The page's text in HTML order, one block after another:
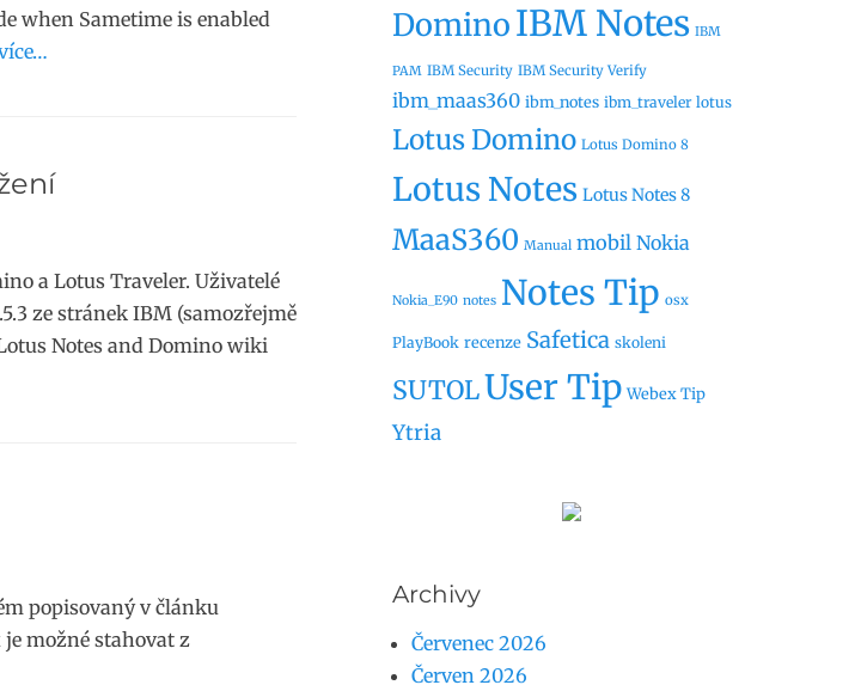
when Sametime is enabled
a Lotus Traveler. Uživatelé
ze stránek IBM (samozřejmě
Notes and Domino wiki
popisovaný v článku
možné stahovat z
DominoIBM Notes IBM
PAM IBM Security IBM Security Verify
ibm_maas360 ibm_notes ibm_traveler lotus
Lotus Domino Lotus Domino 8
Lotus Notes Lotus Notes 8
MaaS360 Manual mobil Nokia
Nokia_E90 notes Notes Tip osx
PlayBook recenze Safetica skoleni
SUTOLUser Tip Webex Tip
Ytria
Archivy
Červenec 2026
Červen 2026